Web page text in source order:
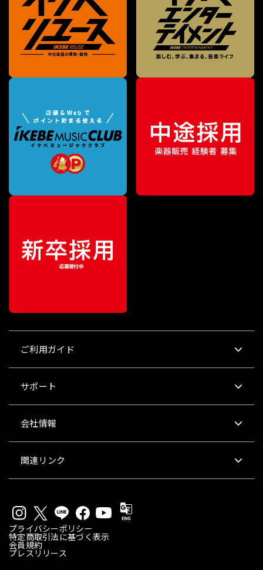
ご利用ガイド
サポート
会社情報
関連リンク
プライバシーポリシー
特定商取引法に基づく表示
会員規約
プレスリリース